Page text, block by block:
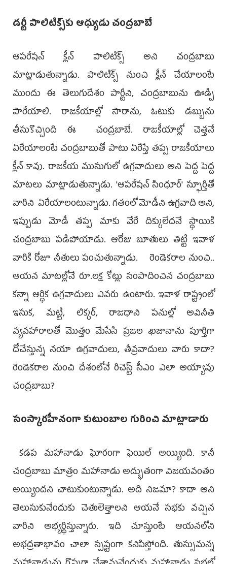
డర్టీ పాలిటిక్స్‌కు ఆధ్యుడు చంద్రబాబే
ఆపరేషన్ క్లీన్ పాలిటిక్స్ అని చంద్రబాబు
మాట్లాడుతున్నాడు. పాలిటిక్స్ నుంచి క్లీన్ చేయాలంటే
ముందు ఈ తెలుగుదేశం పార్టీని, చంద్రబాబును ఊడ్చి
పారేయాలి. రాజకీయాల్లో సారాను, ఓటుకు డబ్బును
తీసుకొచ్చింది ఈ చంద్రబాబే. రాజకీయాల్లో చెత్తనే
ఏరేయాలంటే చంద్రబాబుతో పాటు ఏరేస్తే తప్ప రాజకీయాలు
క్లీన్ కావు. రాజకీయ ముసుగులో ఉగ్రవాదులు అని పెద్ద పెద్ద
మాటలు మాట్లాడుతున్నాడు. 'ఆపరేషన్ సింధూర్' స్ఫూర్తితో
వారిని ఏరేయాలంటున్నాడు. గతంలో మోడీని ఉగ్రవాది అని,
ఇప్పుడు మోడీ తప్ప మాకు వేరే దిక్కులేదనే స్థాయికి
చంద్రబాబు పడిపోయాడు. ఆరోజు బూతులు తిట్టి ఇవాళ
వారికి రోజూ నీతులు పంచుతున్నాడు. రెండెకరాల నుంచి..
ఆయన మాటల్లోనే రూ.లక్ష కోట్లు సంపాదించిన చంద్రబాబు
కన్నా ఆర్థిక ఉగ్రవాదులు ఎవరు ఉంటారు. ఇవాళ రాష్ట్రంలో
ఇసుక, మట్టి, లిక్కర్, రాజధాని పనుల్లో అవినీతి
వ్యవహారాలతో మొత్తం మేసేసి ప్రజల ఖజానాను పూర్తిగా
దోచేస్తున్న నయా ఉగ్రవాదులు, తీవ్రవాదులు వారు కాదా?
రెండెకరాల నుంచి దేశంలోనే రిచెస్ట్ సీఎం ఎలా అయ్యావు
చంద్రబాబు?
సంస్కారహీనంగా కుటుంబాల గురించి మాట్లాడారు
కడప మహానాడు ఘోరంగా ఫెయిల్ అయ్యింది. కానీ
చంద్రబాబు మాత్రం మహానాడు అద్భుతంగా విజయవంతం
అయ్యిందని చాటుకుంటున్నాడు. అది నిజమా? కాదా అని
తెలుసుకునేందుకు చెతులెత్తాలని ఆయనే సభకు వచ్చిన
వారిని అభ్యర్థిస్తున్నారు. ఇది చూస్తుంటే ఆయనలోని
అభద్రతాభావం చాలా స్పష్టంగా కనిపిస్తోంది. తుస్సుమన్న